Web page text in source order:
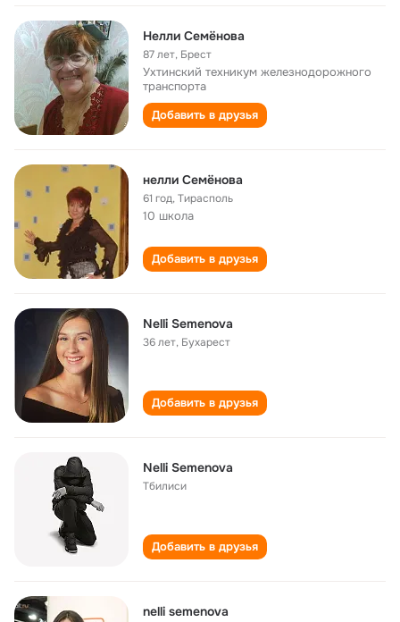
Нелли Семёнова
87 лет, Брест
Ухтинский техникум железнодорожного
транспорта
Добавить в друзья
нелли Семёнова
61 год,Тирасполь
10 школа
Добавить в друзья
Nelli Semenova
36 лет, Бухарест
Добавить в друзья
Nelli Semenova
Тбилиси
Добавить в друзья
nelli semenova